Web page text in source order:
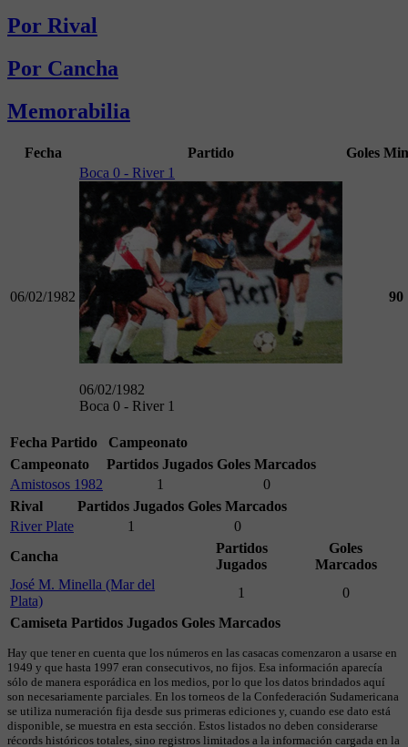
Por Rival
Por Cancha
Memorabilia
Fecha Partido Goles Min
06/02/1982
Boca 0 - River 1
06/02/1982
Boca 0 - River 1
90
Fecha Partido
Campeonato
Campeonato
Partidos Jugados Goles Marcados
Amistosos 1982
1
0
Rival
Partidos Jugados Goles Marcados
River Plate
1
0
Cancha
Partidos
Jugados
Goles
Marcados
José M. Minella (Mar del
Plata)
1
0
Camiseta Partidos Jugados Goles Marcados
Hay que tener en cuenta que los números en las casacas comenzaron a usarse en
1949 y que hasta 1997 eran consecutivos, no fijos. Esa información aparecía
sólo de manera esporádica en los medios, por lo que los datos brindados aquí
son necesariamente parciales. En los torneos de la Confederación Sudamericana
se utiliza numeración fija desde sus primeras ediciones y, cuando ese dato está
disponible, se muestra en esta sección. Estos listados no deben considerarse
récords históricos totales, sino registros limitados a la información cargada en la